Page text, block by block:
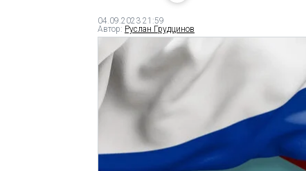
04.09.2023 21:59
Автор: Руслан Грудцинов